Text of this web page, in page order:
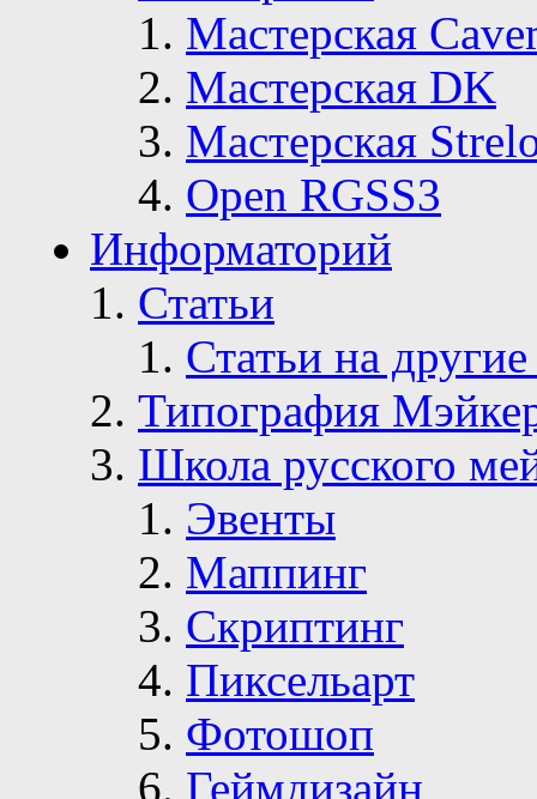
Мастерская
Мастерская DK
Мастерская
Open RGSS3
Информаторий
Статьи
Статьи на
Типография
Школа русского
Эвенты
Маппинг
Скриптинг
Пиксельарт
Фотошоп
Геймдизайн